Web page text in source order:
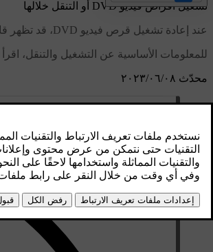
محدّث ٠٨‏/٠٦‏/٢٠٢٣
تشغيل أقراص فيديو DVD أو التنقل خلالها
عند إعادة تشغيل قرص فيديو DVD، قد تظهر قائمة أقراص على شاشة العرض. وتتيح قائمة الأقراص إمكانية الوصول إلى وظائف وإعدادات إضافية، مثل تحديد العناوين الفرعية، واللغة، وتحديد المشاهد.
للمعلومات الأساسية عن التشغيل والتنقل، اقرأ